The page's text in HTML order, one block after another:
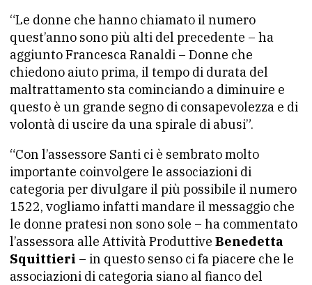
“Le donne che hanno chiamato il numero
quest’anno sono più alti del precedente – ha
aggiunto Francesca Ranaldi – Donne che
chiedono aiuto prima, il tempo di durata del
maltrattamento sta cominciando a diminuire e
questo è un grande segno di consapevolezza e di
volontà di uscire da una spirale di abusi”.
“Con l’assessore Santi ci è sembrato molto
importante coinvolgere le associazioni di
categoria per divulgare il più possibile il numero
1522, vogliamo infatti mandare il messaggio che
le donne pratesi non sono sole – ha commentato
l’assessora alle Attività Produttive Benedetta
Squittieri – in questo senso ci fa piacere che le
associazioni di categoria siano al fianco del